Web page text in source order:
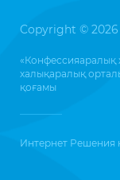
Copyright © 2026
«Конфессияаралық
халықаралық
қоғамы
Интернет Решения